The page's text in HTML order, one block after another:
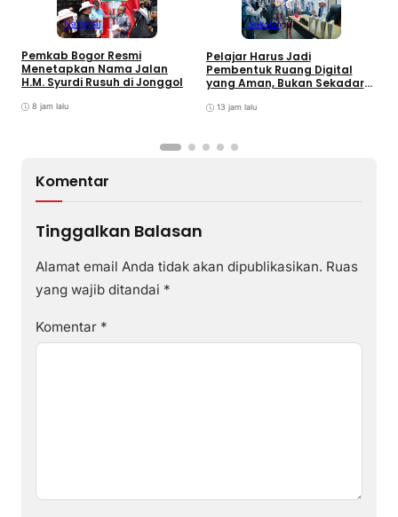
Nasional
Pemkab Bogor Resmi
Menetapkan Nama Jalan
H.M. Syurdi Rusuh di Jonggol
8 jam lalu
Sekolah
Pelajar Harus Jadi
Pembentuk Ruang Digital
yang Aman, Bukan Sekadar
13 jam lalu
Komentar
Tinggalkan Balasan
Alamat email Anda tidak akan dipublikasikan. Ruas
yang wajib ditandai *
Komentar *